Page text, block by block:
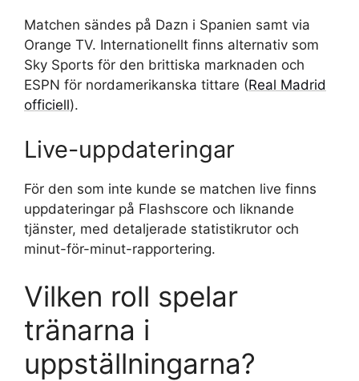
Matchen sändes på Dazn i Spanien samt via
Orange TV. Internationellt finns alternativ som
Sky Sports för den brittiska marknaden och
ESPN för nordamerikanska tittare (Real Madrid
officiell).
Live-uppdateringar
För den som inte kunde se matchen live finns
uppdateringar på Flashscore och liknande
tjänster, med detaljerade statistikrutor och
minut-för-minut-rapportering.
Vilken roll spelar
tränarna i
uppställningarna?